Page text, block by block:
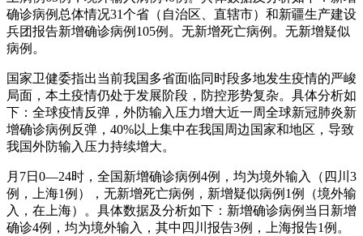
确诊病例总体情况31个省（自治区、直辖市）和新疆生产建设
兵团报告新增确诊病例105例。无新增死亡病例。无新增疑似
病例。
国家卫健委指出当前我国多省面临同时段多地发生疫情的严峻
局面，本土疫情仍处于发展阶段，防控形势复杂。具体分析如
下：全球疫情反弹，外防输入压力增大近一周全球新冠肺炎新
增确诊病例反弹，40%以上集中在我国周边国家和地区，导致
我国外防输入压力持续增大。
月7日0—24时，全国新增确诊病例4例，均为境外输入（四川3
例，上海1例），无新增死亡病例，新增疑似病例1例（境外输
入，在上海）。具体数据及分析如下：新增确诊病例当日新增
确诊4例，均为境外输入，其中四川报告3例，上海报告1例。